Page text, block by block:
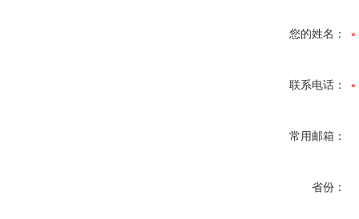
您的姓名：
联系电话：
常用邮箱：
省份：